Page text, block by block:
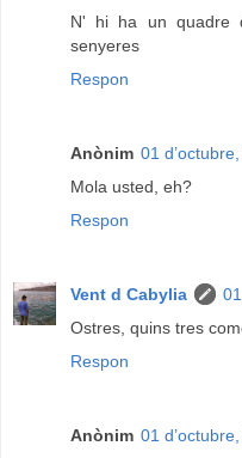
N' hi ha un quadre
senyeres
Respon
Anònim 01
Mola usted, eh?
Respon
Vent d Cabylia
Ostres, quins tres
Respon
Anònim 01